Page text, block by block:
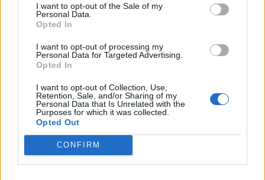
I want to opt-out of the Sale of my
Personal Data.
Opted In
I want to opt-out of processing my
Personal Data for Targeted Advertising.
Opted In
I want to opt-out of Collection, Use,
Retention, Sale, and/or Sharing of my
Personal Data that Is Unrelated with the
Purposes for which it was collected.
Opted Out
CONFIRM
A keresett cikk a portfolio.hu hírarchívumához
tartozik, melynek olvasása előfizetéses
regisztrációhoz kötött.
Az előfizetés a következőket tartalmazza:
Kötéslisták: BÉT elmúlt 2 év napon belüli
kötéslistái